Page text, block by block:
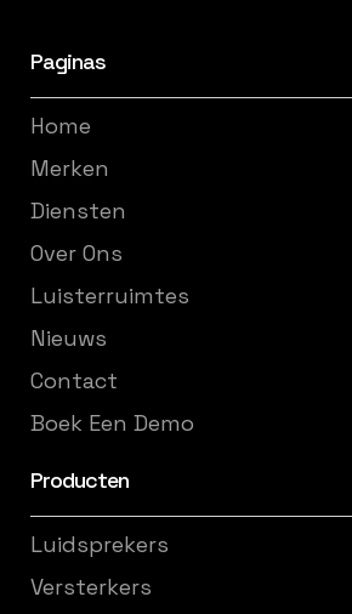
Paginas
Home
Merken
Diensten
Over Ons
Luisterruimtes
Nieuws
Contact
Boek Een Demo
Producten
Luidsprekers
Versterkers